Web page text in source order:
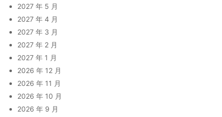
2027 年 5 月
2027 年 4 月
2027 年 3 月
2027 年 2 月
2027 年 1 月
2026 年 12 月
2026 年 11 月
2026 年 10 月
2026 年 9 月